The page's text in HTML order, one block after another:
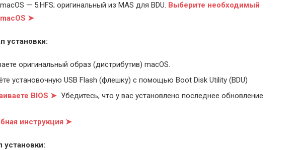
— 5.HFS; оригинальный из MAS для BDU. Выберите необходимый
➤
установки:
оригинальный образ (дистрибутив) macOS.
установочную USB Flash (флешку) с помощью Boot Disk Utility (BDU)
BIOS ➤ Убедитесь, что у вас установлено последнее обновление
инструкция ➤
установки: